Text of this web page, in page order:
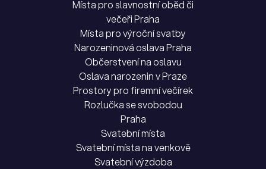
Místa pro slavnostní oběd či
večeři Praha
Místa pro výroční svatby
Narozeninová oslava Praha
Občerstvení na oslavu
Oslava narozenin v Praze
Prostory pro firemní večírek
Rozlučka se svobodou
Praha
Svatební místa
Svatební místa na venkově
Svatební výzdoba